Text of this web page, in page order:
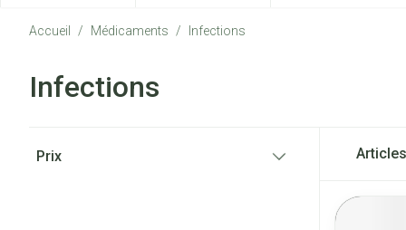
Accueil / Médicaments / Infections
Infections
Prix